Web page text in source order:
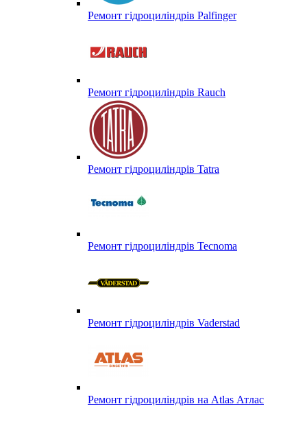
Ремонт гідроциліндрів Palfinger
Ремонт гідроциліндрів Rauch
Ремонт гідроциліндрів Tatra
Ремонт гідроциліндрів Tecnoma
Ремонт гідроциліндрів Vaderstad
Ремонт гідроциліндрів на Atlas Атлас